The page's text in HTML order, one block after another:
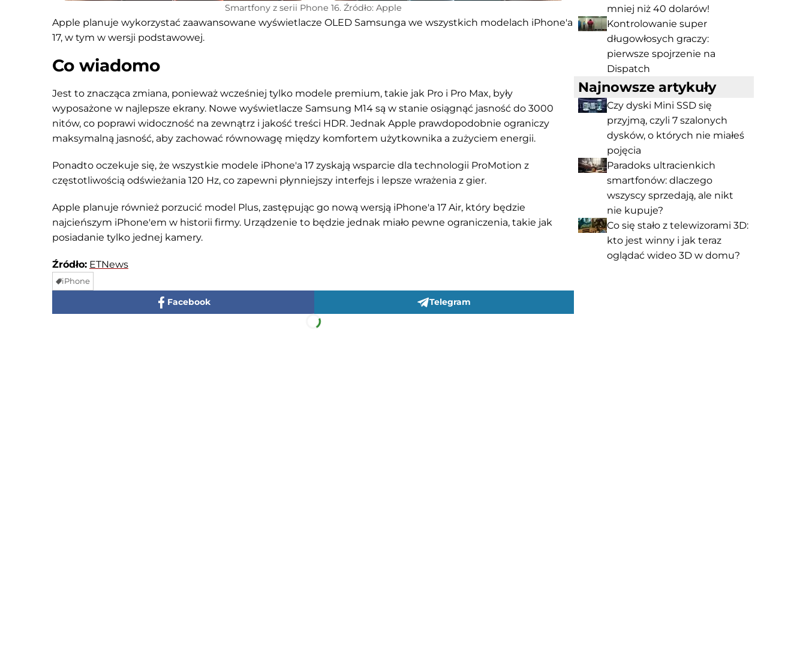
Smartfony z serii Phone 16. Źródło: Apple
Apple planuje wykorzystać zaawansowane wyświetlacze OLED Samsunga we wszystkich modelach iPhone'a
17, w tym w wersji podstawowej.
Co wiadomo
Jest to znacząca zmiana, ponieważ wcześniej tylko modele premium, takie jak Pro i Pro Max, były
wyposażone w najlepsze ekrany. Nowe wyświetlacze Samsung M14 są w stanie osiągnąć jasność do 3000
nitów, co poprawi widoczność na zewnątrz i jakość treści HDR. Jednak Apple prawdopodobnie ograniczy
maksymalną jasność, aby zachować równowagę między komfortem użytkownika a zużyciem energii.
Ponadto oczekuje się, że wszystkie modele iPhone'a 17 zyskają wsparcie dla technologii ProMotion z
częstotliwością odświeżania 120 Hz, co zapewni płynniejszy interfejs i lepsze wrażenia z gier.
Apple planuje również porzucić model Plus, zastępując go nową wersją iPhone'a 17 Air, który będzie
najcieńszym iPhone'em w historii firmy. Urządzenie to będzie jednak miało pewne ograniczenia, takie jak
posiadanie tylko jednej kamery.
Źródło: ETNews
iPhone
Facebook Telegram
mniej niż 40 dolarów!
Kontrolowanie super
długowłosych graczy:
pierwsze spojrzenie na
Dispatch
Najnowsze artykuły
Czy dyski Mini SSD się
przyjmą, czyli 7 szalonych
dysków, o których nie miałeś
pojęcia
Paradoks ultracienkich
smartfonów: dlaczego
wszyscy sprzedają, ale nikt
nie kupuje?
Co się stało z telewizorami 3D:
kto jest winny i jak teraz
oglądać wideo 3D w domu?